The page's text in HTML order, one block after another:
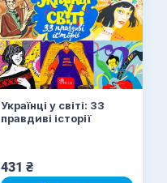
Українці у світі: 33
правдиві історії
431 ₴